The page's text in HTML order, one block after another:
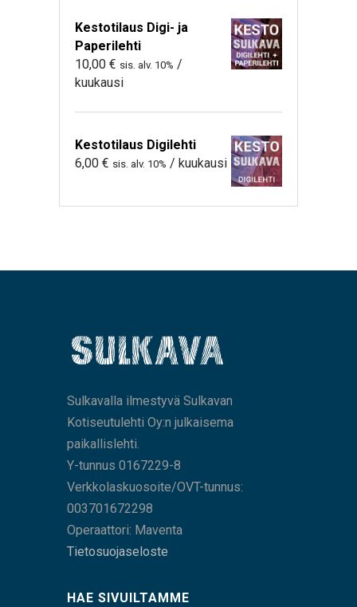
Kestotilaus Digi- ja
Paperilehti
10,00 € sis. alv. 10% /
kuukausi
Kestotilaus Digilehti
6,00 € sis. alv. 10% / kuukausi
Sulkavalla ilmestyvä Sulkavan
Kotiseutulehti Oy:n julkaisema
paikallislehti.
Y-tunnus 0167229-8
Verkkolaskuosoite/OVT-tunnus:
003701672298
Operaattori: Maventa
Tietosuojaseloste
HAE SIVUILTAMME